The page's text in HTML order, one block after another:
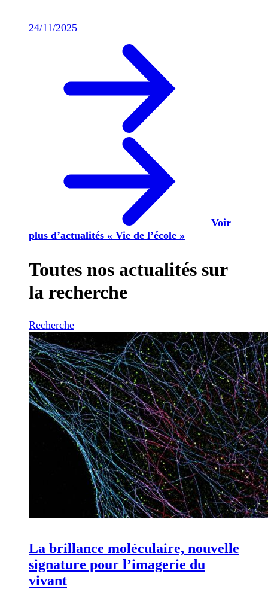
24/11/2025
Voir
plus d’actualités « Vie de l’école »
Toutes nos actualités sur
la recherche
Recherche
La brillance moléculaire, nouvelle
signature pour l’imagerie du
vivant